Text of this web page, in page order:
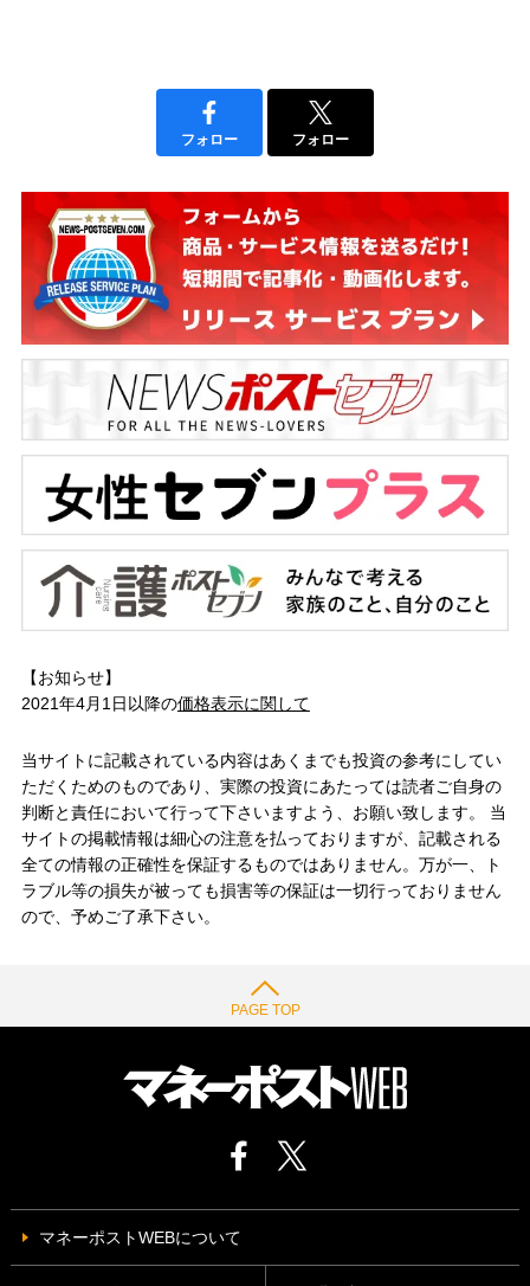
フォロー フォロー
【お知らせ】
2021年4月1日以降の価格表示に関して
当サイトに記載されている内容はあくまでも投資の参考にしてい
ただくためのものであり、実際の投資にあたっては読者ご自身の
判断と責任において行って下さいますよう、お願い致します。 当
サイトの掲載情報は細心の注意を払っておりますが、記載される
全ての情報の正確性を保証するものではありません。万が一、ト
ラブル等の損失が被っても損害等の保証は一切行っておりません
ので、予めご了承下さい。
PAGE TOP
マネーポストWEBについて